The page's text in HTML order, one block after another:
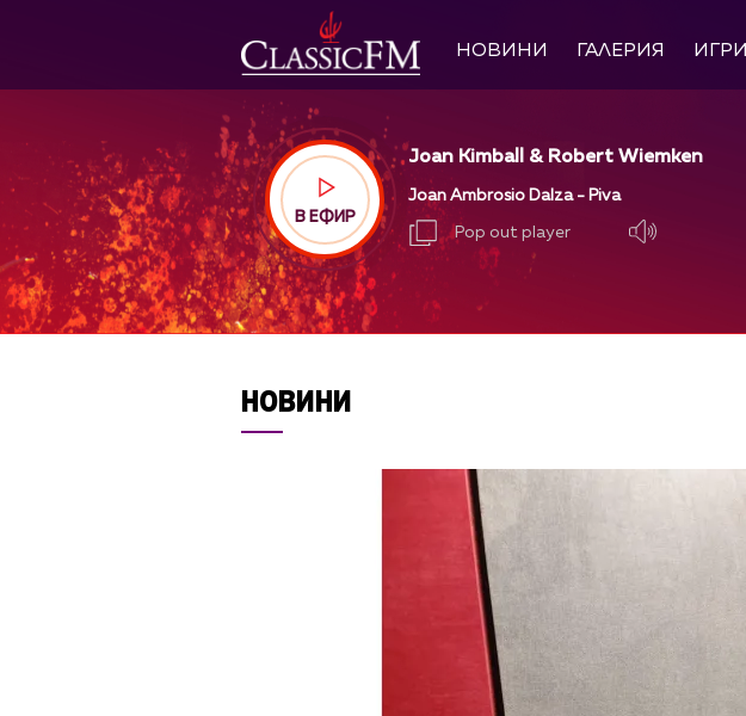
НОВИНИ ГАЛЕРИЯ ИГРИ
В ЕФИР
Joan Kimball & Robert Wiemken
Joan Ambrosio Dalza - Piva
Pop out player
НОВИНИ